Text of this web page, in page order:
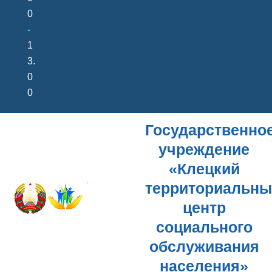
0
-
1
3.
0
0
учреждение
«Клецкий
центр
социального
обслуживания
населения»